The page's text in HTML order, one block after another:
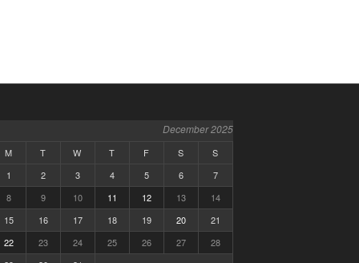
December 2025
M T W T F S
S
1
2 3 4 5 6
7
8
9 10 11 12 13
14
15
16 17 18 19 20
21
22
23 24 25 26 27
28